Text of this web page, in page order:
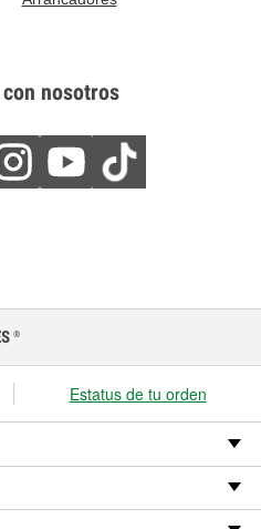
nosotros
®
Estatus de tu orden